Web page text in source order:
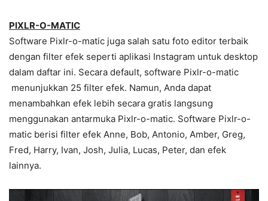
PIXLR-O-MATIC
Software Pixlr-o-matic juga salah satu foto editor terbaik
dengan filter efek seperti aplikasi Instagram untuk desktop
dalam daftar ini. Secara default, software Pixlr-o-matic
menunjukkan 25 filter efek. Namun, Anda dapat
menambahkan efek lebih secara gratis langsung
menggunakan antarmuka Pixlr-o-matic. Software Pixlr-o-
matic berisi filter efek Anne, Bob, Antonio, Amber, Greg,
Fred, Harry, Ivan, Josh, Julia, Lucas, Peter, dan efek
lainnya.